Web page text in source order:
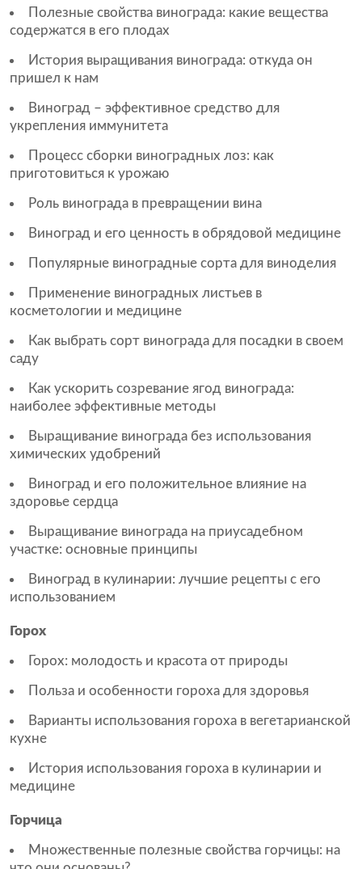
Полезные свойства винограда: какие вещества
содержатся в его плодах
История выращивания винограда: откуда он
пришел к нам
Виноград – эффективное средство для
укрепления иммунитета
Процесс сборки виноградных лоз: как
приготовиться к урожаю
Роль винограда в превращении вина
Виноград и его ценность в обрядовой медицине
Популярные виноградные сорта для виноделия
Применение виноградных листьев в
косметологии и медицине
Как выбрать сорт винограда для посадки в своем
саду
Как ускорить созревание ягод винограда:
наиболее эффективные методы
Выращивание винограда без использования
химических удобрений
Виноград и его положительное влияние на
здоровье сердца
Выращивание винограда на приусадебном
участке: основные принципы
Виноград в кулинарии: лучшие рецепты с его
использованием
Горох
Горох: молодость и красота от природы
Польза и особенности гороха для здоровья
Варианты использования гороха в вегетарианской
кухне
История использования гороха в кулинарии и
медицине
Горчица
Множественные полезные свойства горчицы: на